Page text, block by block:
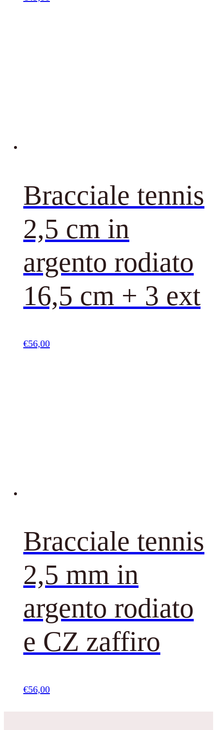
Bracciale tennis
2,5 cm in
argento rodiato
16,5 cm + 3 ext
€56,00
Bracciale tennis
2,5 mm in
argento rodiato
e CZ zaffiro
€56,00